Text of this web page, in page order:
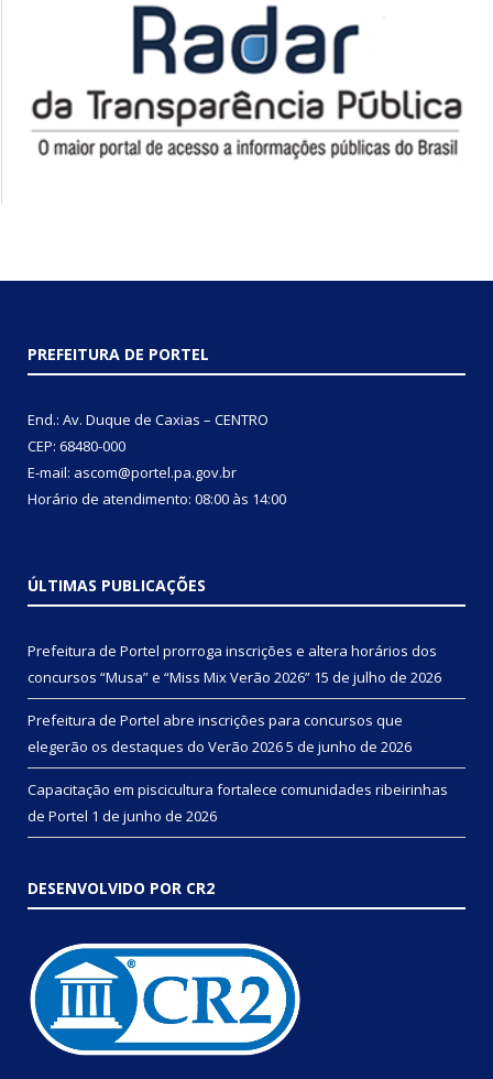
PREFEITURA DE PORTEL
End.: Av. Duque de Caxias – CENTRO
CEP: 68480-000
E-mail: ascom@portel.pa.gov.br
Horário de atendimento: 08:00 às 14:00
ÚLTIMAS PUBLICAÇÕES
Prefeitura de Portel prorroga inscrições e altera horários dos
concursos “Musa” e “Miss Mix Verão 2026” 15 de julho de 2026
Prefeitura de Portel abre inscrições para concursos que
elegerão os destaques do Verão 20265 de junho de 2026
Capacitação em piscicultura fortalece comunidades ribeirinhas
de Portel 1 de junho de 2026
DESENVOLVIDO POR CR2